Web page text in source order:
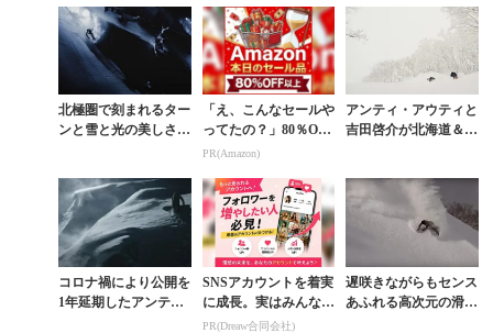
北極圏で刻まれるター
ンと雪と光の美しさを
M』
「え、こんなセールや
ってたの？」80％OFF
以上が続々登場！Am
PR(Amazon)
アンティ・アウティと
吉田啓介が北海道＆北
コロナ禍により公開を
1年延期したアンテ
SNSアカウントを着実
に成長。実はみんなコ
コ使ってます。
PR(Dreaw合同会社)
遅咲きながらもセンス
あふれる高次元の滑り